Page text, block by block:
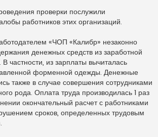
проверки послужили
работников этих организаций.
«ЧОП «Калибр» незаконно
денежных средств из заработной
В частности, из зарплаты вычиталась
форменной одежды. Денежные
также в случае совершения сотрудниками
рода. Оплата труда производилась 1 раз
окончательный расчет с работниками
сроков, определенных трудовым